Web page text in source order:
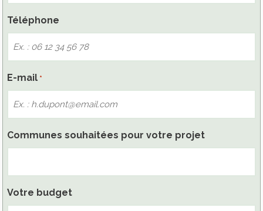
Téléphone
E-mail *
Communes souhaitées pour votre projet
Votre budget